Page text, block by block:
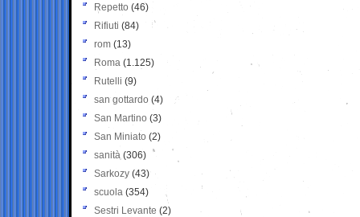
Repetto (46)
Rifiuti (84)
rom (13)
Roma (1.125)
Rutelli (9)
san gottardo (4)
San Martino (3)
San Miniato (2)
sanità (306)
Sarkozy (43)
scuola (354)
Sestri Levante (2)